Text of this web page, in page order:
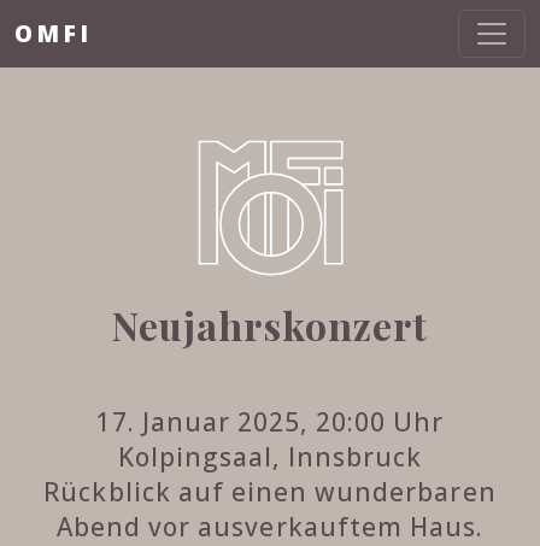
OMFI
Neujahrskonzert
17. Januar 2025, 20:00 Uhr
Kolpingsaal, Innsbruck
Rückblick auf einen wunderbaren
Abend vor ausverkauftem Haus.